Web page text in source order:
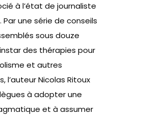
à l’état de journaliste
une série de conseils
sous douze
des thérapies pour
et autres
l’auteur Nicolas Ritoux
à adopter une
et à assumer